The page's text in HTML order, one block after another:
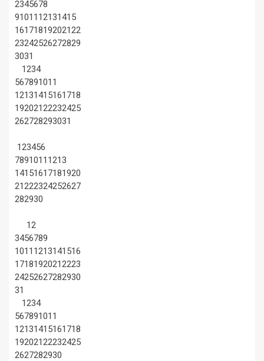
2345678
91011 12131415
16171819202122
23242526272829
3031
1234
567891011
12131415161718
19202122232425
262728293031
123456
7891011 1213
14151617181920
21222324252627
282930
12
3456789
1011 1213141516
17181920212223
24252627282930
31
1234
567891011
12131415161718
19202122232425
2627282930